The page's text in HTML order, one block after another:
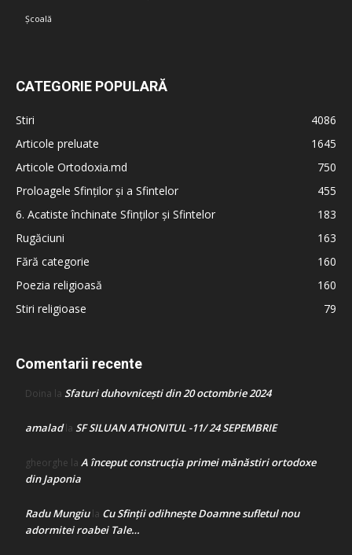
Școală
CATEGORIE POPULARĂ
Stiri
4086
Articole preluate
1645
Articole Ortodoxia.md
750
Proloagele Sfinților și a Sfintelor
455
6. Acatiste închinate Sfinților și Sfintelor
183
Rugăciuni
163
Fără categorie
160
Poezia religioasă
160
Stiri religioase
79
Comentarii recente
Doina la Sfaturi duhovnicești din 20 octombrie 2024
amaladla SF SILUAN ATHONITUL -11/ 24 SEPEMBRIE
gheorghe la A început construcţia primei mănăstiri ortodoxe
din Japonia
Radu Mungiula Cu Sfinții odihnește Doamne sufletul nou
adormitei roabei Tale…